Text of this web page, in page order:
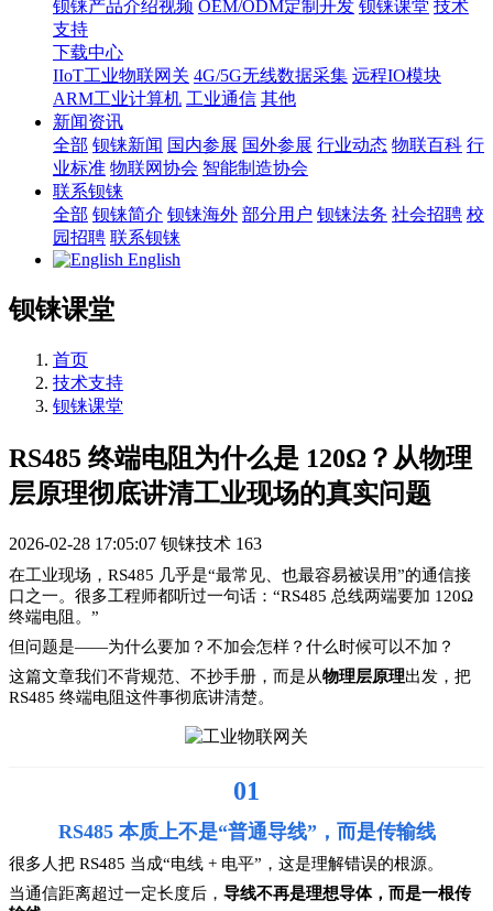
钡铼产品介绍视频 OEM/ODM定制开发 钡铼课堂 技术
支持
下载中心
IIoT工业物联网关 4G/5G无线数据采集 远程IO模块
ARM工业计算机 工业通信 其他
新闻资讯
全部 钡铼新闻 国内参展 国外参展 行业动态 物联百科 行
业标准 物联网协会 智能制造协会
联系钡铼
全部 钡铼简介 钡铼海外 部分用户 钡铼法务 社会招聘 校
园招聘 联系钡铼
English
钡铼课堂
首页
技术支持
钡铼课堂
RS485 终端电阻为什么是 120Ω？从物理
层原理彻底讲清工业现场的真实问题
2026-02-28 17:05:07 钡铼技术 163
在工业现场，RS485 几乎是“最常见、也最容易被误用”的通信接
口之一。 很多工程师都听过一句话：“RS485 总线两端要加 120Ω
终端电阻。”
但问题是——为什么要加？不加会怎样？什么时候可以不加？
这篇文章我们不背规范、不抄手册，而是从物理层原理出发，把
RS485 终端电阻这件事彻底讲清楚。
01
RS485 本质上不是“普通导线”，而是传输线
很多人把 RS485 当成“电线 + 电平”，这是理解错误的根源。
当通信距离超过一定长度后， 导线不再是理想导体，而是一根传